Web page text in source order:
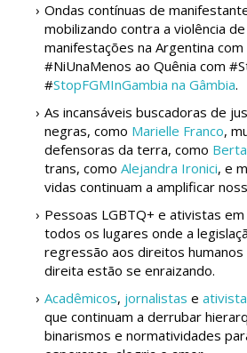
Ondas contínuas de
mobilizando contra a violência
manifestações na Argentina com
#NiUnaMenos ao Quênia com
#StopFGMInGambia na Gâmbia.
As incansáveis buscadoras de
negras, como Marielle Franco,
defensoras da terra, como
trans, como Alejandra Ironici, e
vidas continuam a amplificar
Pessoas LGBTQ+ e ativistas
todos os lugares onde a
regressão aos direitos
direita estão se enraizando.
Acadêmicos, jornalistas e
que continuam a derrubar
binarismos e normatividades